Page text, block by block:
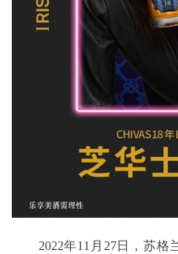
2022年11月27日，苏格